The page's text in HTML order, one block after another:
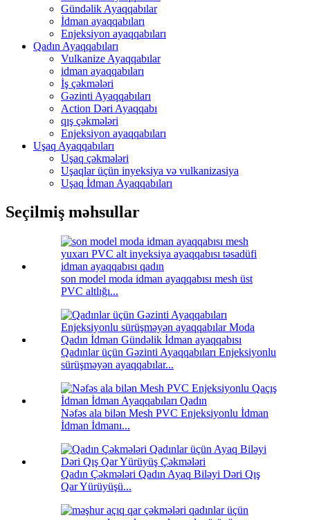
Gündəlik Ayaqqabılar
İdman ayaqqabıları
Enjeksiyon ayaqqabıları
Qadın Ayaqqabıları
Vulkanize Ayaqqabılar
idman ayaqqabıları
İş çəkmələri
Gəzinti Ayaqqabıları
Action Dəri Ayaqqabı
qış çəkmələri
Enjeksiyon ayaqqabıları
Uşaq Ayaqqabıları
Uşaq çəkmələri
Uşaqlar üçün inyeksiya və vulkanizasiya
Uşaq İdman Ayaqqabıları
Seçilmiş məhsullar
son model moda idman ayaqqabısı mesh üst
PVC altlığı...
Qadınlar üçün Gəzinti Ayaqqabıları Enjeksiyonlu
sürüşməyən ayaqqabılar...
Nəfəs ala bilən Mesh PVC Enjeksiyonlu İdman
İdman İdmanı...
Qadın Çəkmələri Qadın Ayaq Biləyi Dəri Qış
Qar Yürüyüşü...